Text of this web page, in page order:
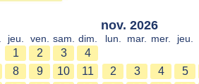
jeu. ven. sam. dim.
1 2 3
4
8 9 10
11
nov. 2026
lun. mar. mer. jeu.
2
3 4 5